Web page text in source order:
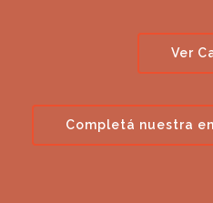
Ver
Completá nuestra